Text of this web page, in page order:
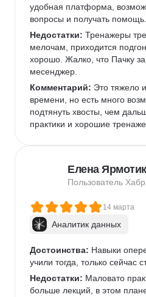
удобная платформа,
вопросы и получать помощь.
Недостатки: Тренажеры
мелочам, приходится
хорошо. Жалко, что Пачку
месенджер.
Комментарий: Это тяжело
времени, но есть много
подтянуть хвосты, чем
практики и хорошие
Елена Ярмотик
Пользователь
14 марта
Аналитик данных
Достоинства: Навыки
учили тогда, только сейчас
Недостатки: Маловато
больше лекций, в этом